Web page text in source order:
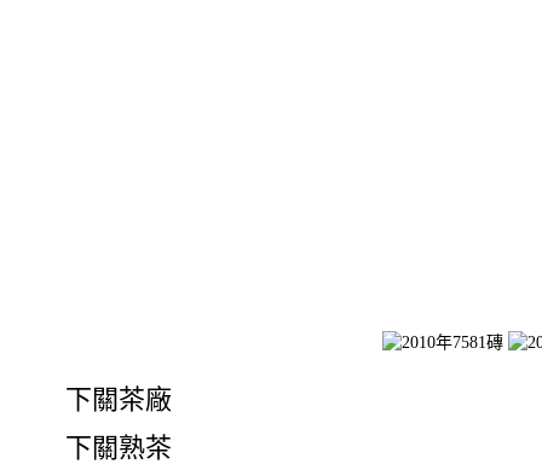
下關茶廠
下關熟茶